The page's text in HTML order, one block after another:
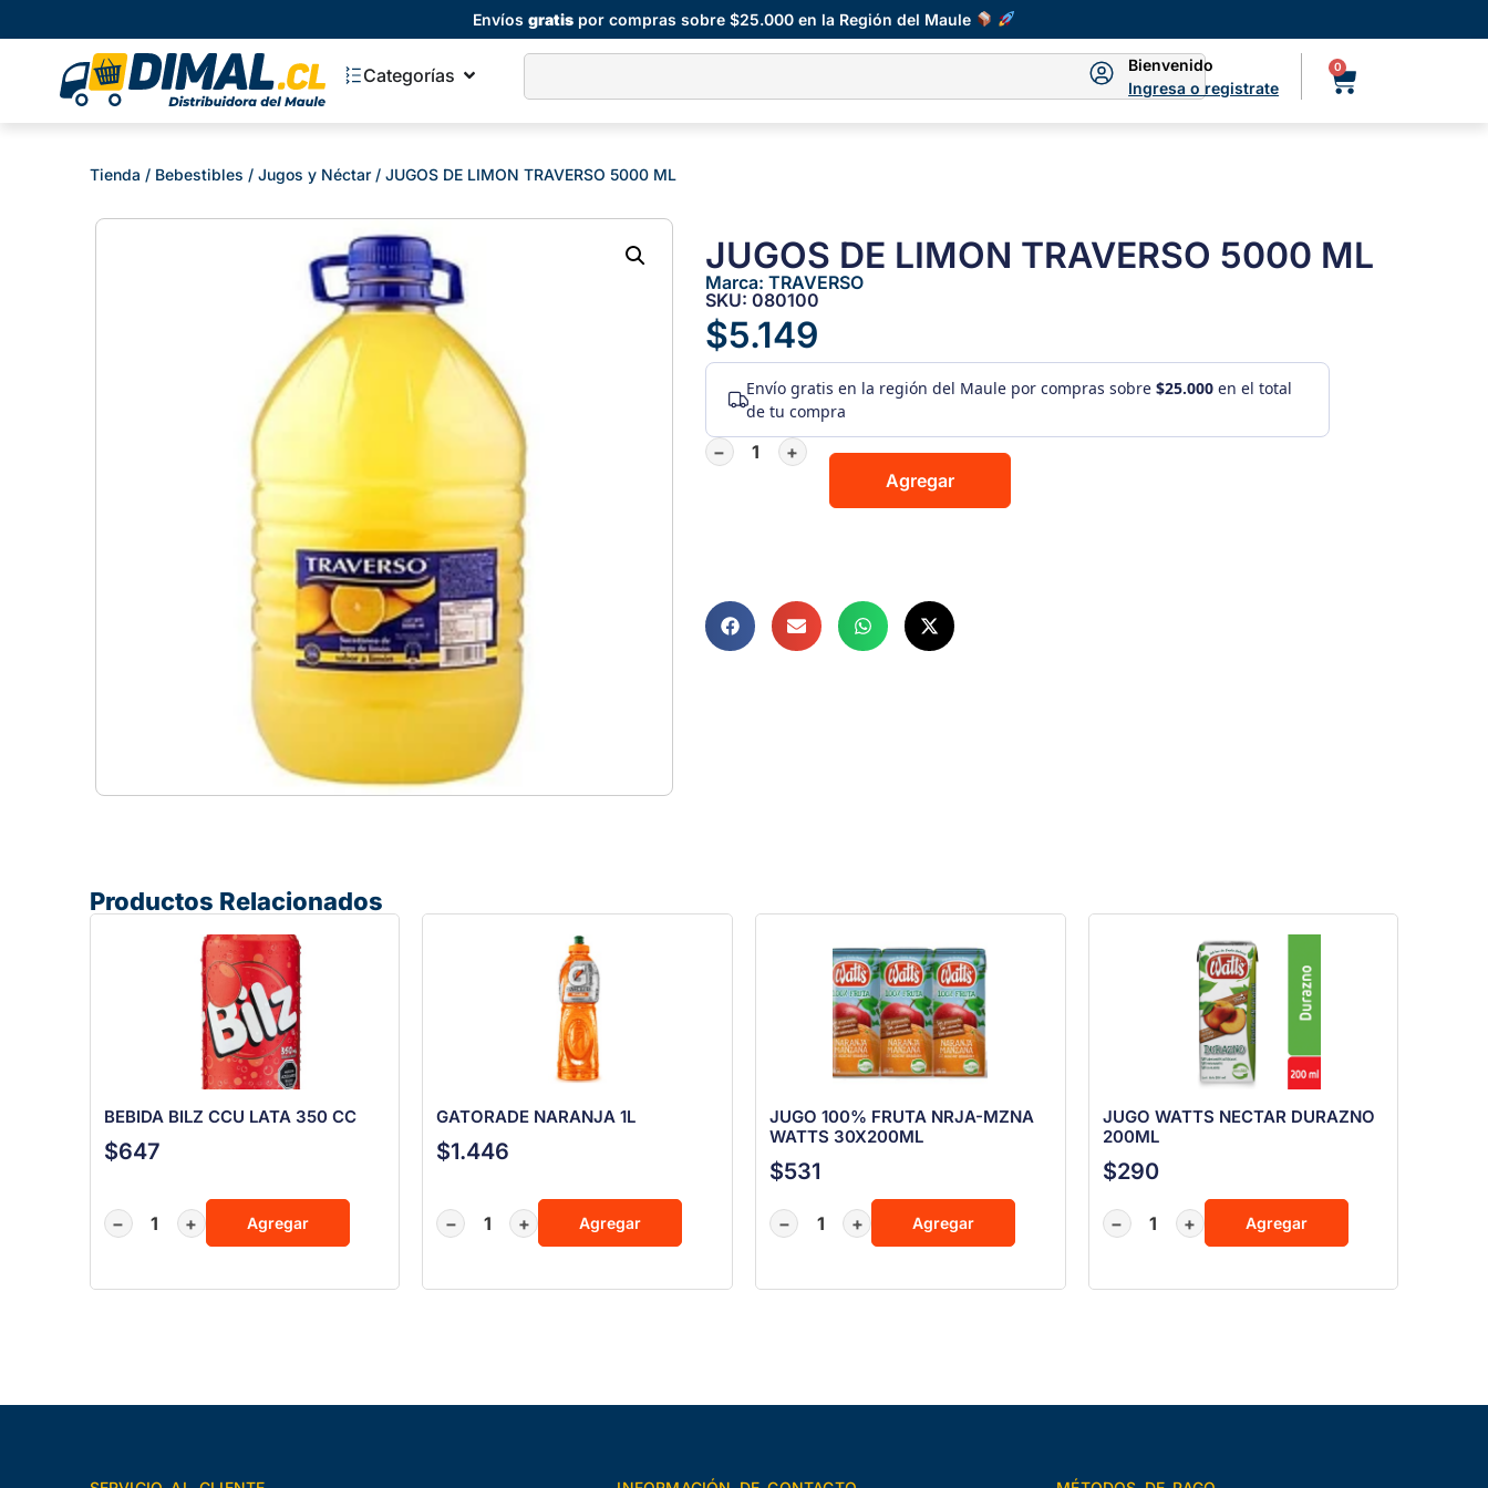
Envíosgratis por compras sobre $25.000 en la Región del Maule
Categorías
Bienvenido
Ingresa o registrate
0
Tienda / Bebestibles / Jugos y Néctar/ JUGOS DE LIMON TRAVERSO 5000 ML
JUGOS DE LIMON TRAVERSO 5000 ML
Marca: TRAVERSO
SKU: 080100
$5.149
Envío gratis en la región del Maule por compras sobre $25.000en el total
de tu compra
−
+
Agregar
Productos Relacionados
BEBIDA BILZ CCU LATA 350 CC
$647
− + Agregar
GATORADE NARANJA 1L
$1.446
− + Agregar
JUGO 100% FRUTA NRJA-MZNA
WATTS 30X200ML
$531
− + Agregar
JUGO WATTS NECTAR DURAZNO
200ML
$290
− + Agregar